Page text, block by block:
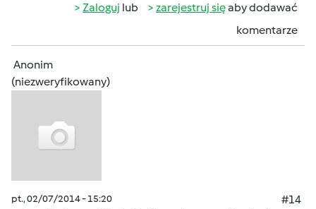
Zaloguj lub zarejestruj sięaby dodawać
komentarze
Anonim
(niezweryfikowany)
pt., 02/07/2014 - 15:20
#14